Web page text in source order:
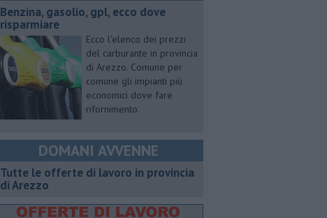
​Benzina, gasolio, gpl, ecco dove
risparmiare
Ecco l'elenco dei prezzi
del carburante in provincia
di Arezzo. Comune per
comune gli impianti più
economici dove fare
rifornimento.
DOMANI AVVENNE
​Tutte le offerte di lavoro in provincia
di Arezzo